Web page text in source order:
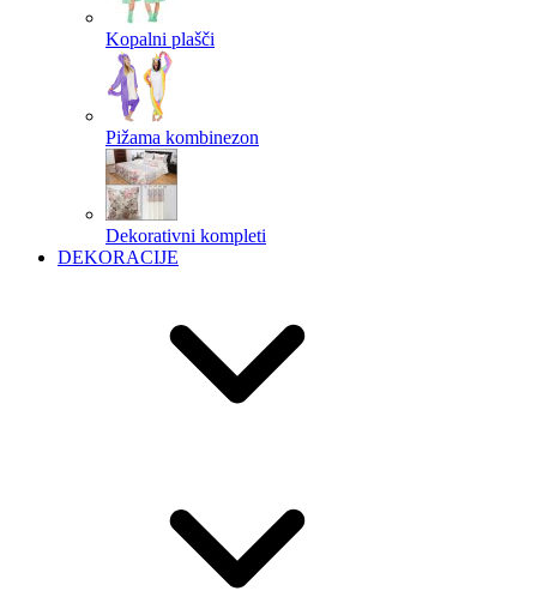
Kopalni plašči
Pižama kombinezon
Dekorativni kompleti
DEKORACIJE